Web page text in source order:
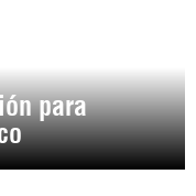
para